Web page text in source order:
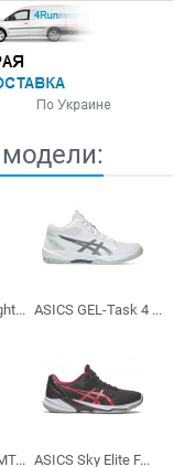
ASICS GEL-Task 4 ...
ASICS Sky Elite F...